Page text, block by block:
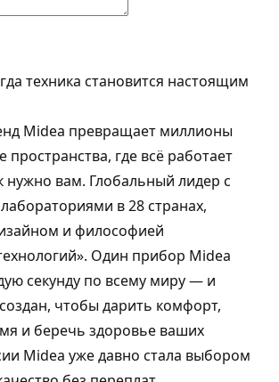
техника становится настоящим
Midea превращает миллионы
где всё работает
нужно вам. Глобальный лидер с
в 28 странах,
и философией
Один прибор Midea
секунду по всему миру — и
чтобы дарить комфорт,
и беречь здоровье ваших
Midea уже давно стала выбором